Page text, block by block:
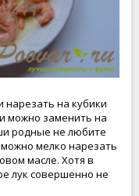
на кубики
можно заменить на
родные не любите
мелко нарезать
масле. Хотя в
лук совершенно не